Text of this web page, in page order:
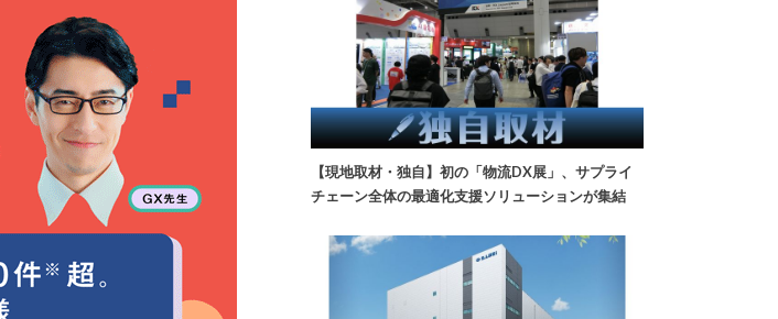
【現地取材・独自】初の「物流DX展」、サプライ
チェーン全体の最適化支援ソリューションが集結